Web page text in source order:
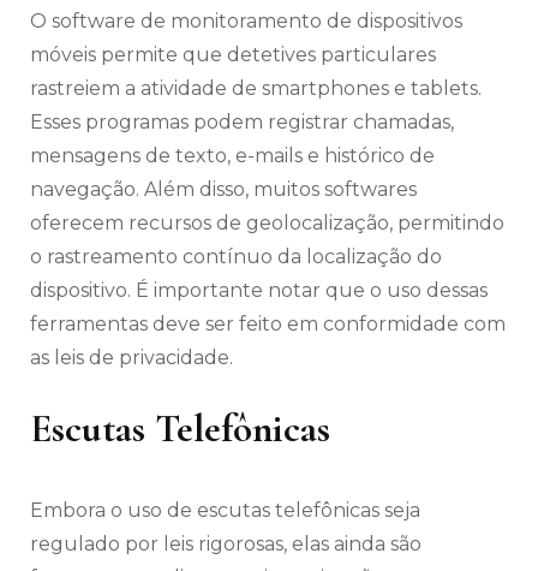
O software de monitoramento de dispositivos
móveis permite que detetives particulares
rastreiem a atividade de smartphones e tablets.
Esses programas podem registrar chamadas,
mensagens de texto, e-mails e histórico de
navegação. Além disso, muitos softwares
oferecem recursos de geolocalização, permitindo
o rastreamento contínuo da localização do
dispositivo. É importante notar que o uso dessas
ferramentas deve ser feito em conformidade com
as leis de privacidade.
Escutas Telefônicas
Embora o uso de escutas telefônicas seja
regulado por leis rigorosas, elas ainda são